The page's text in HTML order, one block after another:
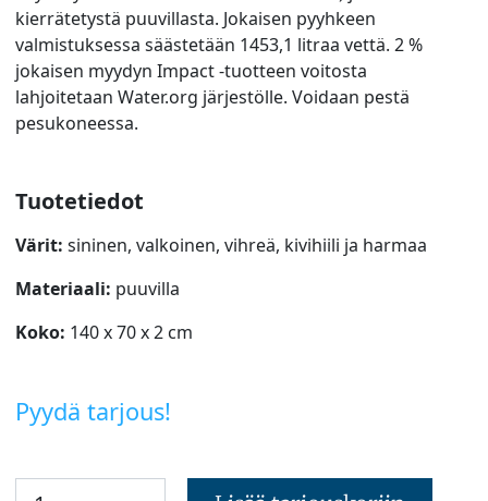
kierrätetystä puuvillasta. Jokaisen pyyhkeen
valmistuksessa säästetään 1453,1 litraa vettä. 2 %
jokaisen myydyn Impact -tuotteen voitosta
lahjoitetaan Water.org järjestölle. Voidaan pestä
pesukoneessa.
Tuotetiedot
Värit: sininen, valkoinen, vihreä, kivihiili ja harmaa
Materiaali: puuvilla
Koko: 140 x 70 x 2 cm
Pyydä tarjous!